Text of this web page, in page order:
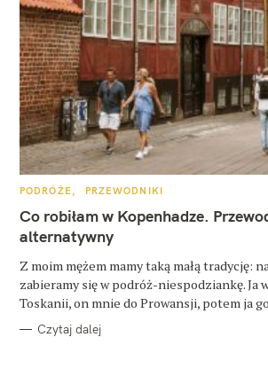
K
T
E
G
O
I
E
PODRÓŻE PRZEWODNIKI
Co robiłam w Kopenhadze.
alternatywny
Z moim mężem mamy taką małą tradycję:
zabieramy się w podróż-niespodziankę. Ja
Toskanii, on mnie do Prowansji, potem ja
Czytaj dalej